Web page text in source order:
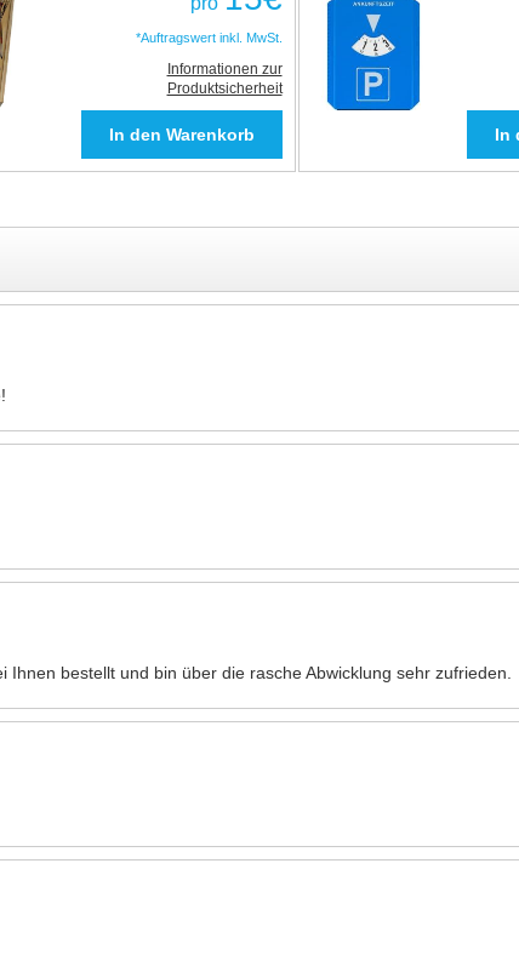
*Auftragswert inkl. MwSt.
Informationen zur
Produktsicherheit
bestellt und bin über die rasche Abwicklung sehr zufrieden.